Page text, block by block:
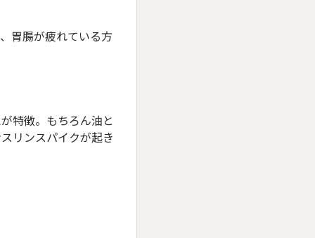
胃腸が疲れている方
特徴。もちろん油と
リンスパイクが起き